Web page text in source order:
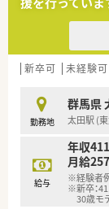
とも可能で
■その他
域は多種
■在宅実施
わる事が
時短勤務
■年間休
■日用品
たくさんあ
新卒可 未経験可
勤務地
群馬県
太田駅 (
給与
年収
月給
※経験者
※新卒：
30歳モ